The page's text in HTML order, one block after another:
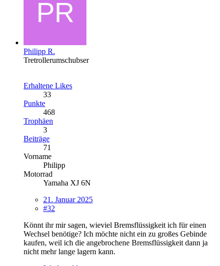
Philipp R.
Tretrollerumschubser
Erhaltene Likes
33
Punkte
468
Trophäen
3
Beiträge
71
Vorname
Philipp
Motorrad
Yamaha XJ 6N
21. Januar 2025
#32
Könnt ihr mir sagen, wieviel Bremsflüssigkeit ich für einen
Wechsel benötige? Ich möchte nicht ein zu großes Gebinde
kaufen, weil ich die angebrochene Bremsflüssigkeit dann ja
nicht mehr lange lagern kann.